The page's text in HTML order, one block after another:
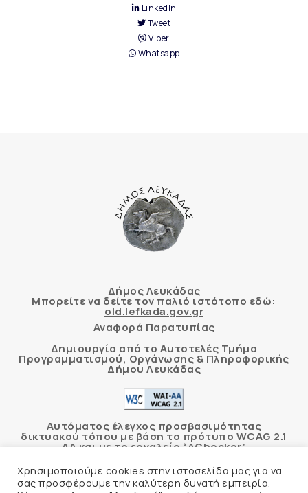
LinkedIn
Tweet
Viber
Whatsapp
Δήμος Λευκάδας
Μπορείτε να δείτε τον παλιό ιστότοπο εδώ:
old.lefkada.gov.gr
Αναφορά Παρατυπίας
Δημιουργία από το Αυτοτελές Τμήμα
Προγραμματισμού, Οργάνωσης & Πληροφορικής
Δήμου Λευκάδας
Αυτόματος έλεγχος προσβασιμότητας
δικτυακού τόπου με βάση το πρότυπο WCAG 2.1
AA και με το εργαλείο “AChecker”
Δήλωση Προσβασιμότητας
Χρησιμοποιούμε cookies στην ιστοσελίδα μας για να
σας προσφέρουμε την καλύτερη δυνατή εμπειρία.